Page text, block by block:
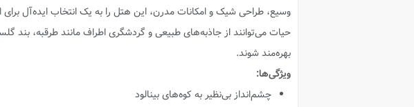
وسیع، طراحی شیک و امکانات مدرن، این هتل را به یک انتخاب ایده‌آل
حیات می‌توانند از جاذبه‌های طبیعی و گردشگری اطراف مانند طرقبه، بند
بهره‌مند شوند.
ویژگی‌ها:
چشم‌انداز بی‌نظیر به کوه‌های بینالود